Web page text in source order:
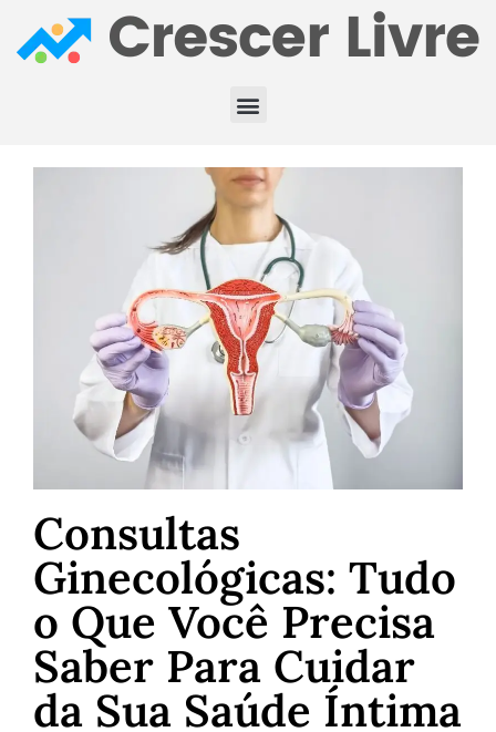
Consultas
Ginecológicas: Tudo
o Que Você Precisa
Saber Para Cuidar
da Sua Saúde Íntima